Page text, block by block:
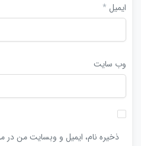
ایمیل *
وب‌ سایت
ذخیره نام، ایمیل و وبسایت من در